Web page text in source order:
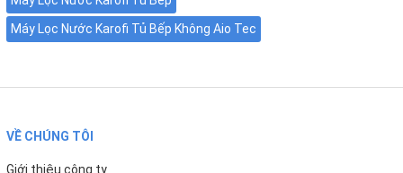
Máy Lọc Nước Karofi Tủ Bếp Không Aio Tec
VỀ CHÚNG TÔI
Giới thiệu công ty